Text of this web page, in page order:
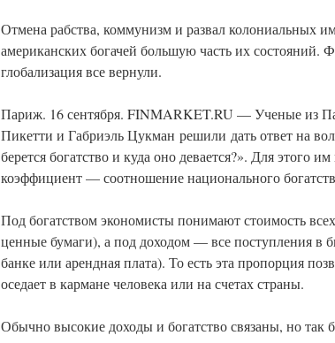
Отмена рабства, коммунизм и развал колониальных
американских богачей большую часть их
глобализация все вернули.
Париж. 16 сентября. FINMARKET.RU — Ученые из
Пикетти и Габриэль Цукман решили дать ответ на
берется богатство и куда оно девается?». Для этого
коэффициент — соотношение национального
Под богатством экономисты понимают стоимость
ценные бумаги), а под доходом — все поступления в
банке или арендная плата). То есть эта пропорция
оседает в кармане человека или на счетах страны.
Обычно высокие доходы и богатство связаны, но так